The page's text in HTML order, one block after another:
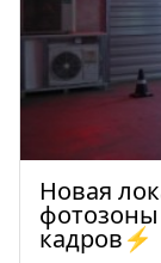
Новая
кадров⚡️